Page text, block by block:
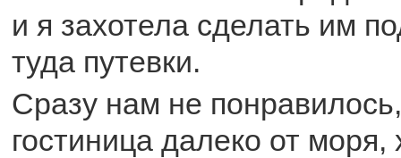
и я захотела сделать им
туда путевки.
Сразу нам не
гостиница далеко от моря,